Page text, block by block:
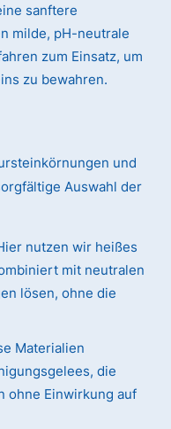
sanftere
milde, pH-neutrale
zum Einsatz, um
zu bewahren.
und
Auswahl der
nutzen wir heißes
mit neutralen
lösen, ohne die
Materialien
die
ohne Einwirkung auf